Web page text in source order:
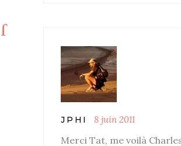
JPHI 8 juin 2011
Merci Tat, me voilà